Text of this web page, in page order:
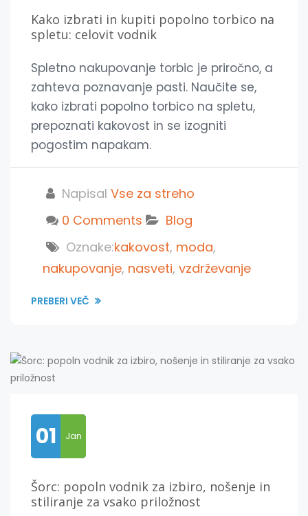
Kako izbrati in kupiti popolno torbico na
spletu: celovit vodnik
Spletno nakupovanje torbic je priročno, a
zahteva poznavanje pasti. Naučite se,
kako izbrati popolno torbico na spletu,
prepoznati kakovost in se izogniti
pogostim napakam.
Napisal Vse za streho
0 Comments
Blog
Oznake:kakovost, moda,
nakupovanje, nasveti, vzdrževanje
PREBERI VEČ
01 Jan
Šorc: popoln vodnik za izbiro, nošenje in
stiliranje za vsako priložnost